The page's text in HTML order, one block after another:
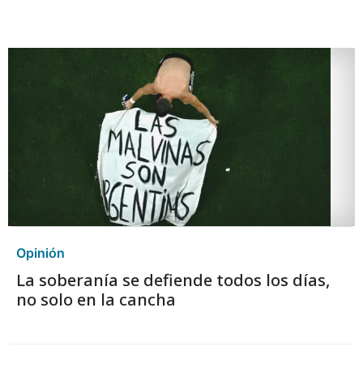
Opinión
La soberanía se defiende todos los días,
no solo en la cancha